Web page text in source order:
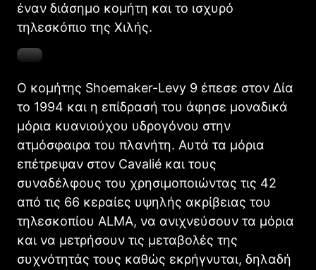
έναν διάσημο κομήτη και το ισχυρό
τηλεσκόπιο της Χιλής.
Ο κομήτης Shoemaker-Levy 9 έπεσε στον Δία
το 1994 και η επίδρασή του άφησε μοναδικά
μόρια κυανιούχου υδρογόνου στην
ατμόσφαιρα του πλανήτη. Αυτά τα μόρια
επέτρεψαν στον Cavalié και τους
συναδέλφους του χρησιμοποιώντας τις 42
από τις 66 κεραίες υψηλής ακρίβειας του
τηλεσκοπίου ALMA, να ανιχνεύσουν τα μόρια
και να μετρήσουν τις μεταβολές της
συχνότητάς τους καθώς εκρήγνυται, δηλαδή